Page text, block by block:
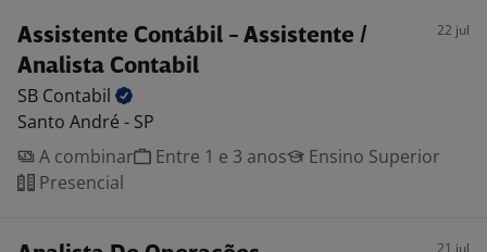
Assistente Contábil - Assistente /
Analista Contabil
22 jul
SB Contabil
Santo André - SP
A combinar
Entre 1 e 3 anos
Ensino Superior
Presencial
21 jul